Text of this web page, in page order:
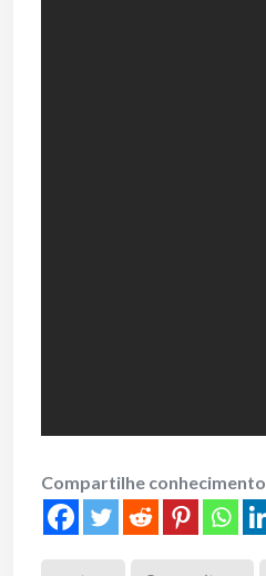
Compartilhe conhecimento